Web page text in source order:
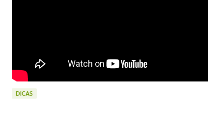
DICAS